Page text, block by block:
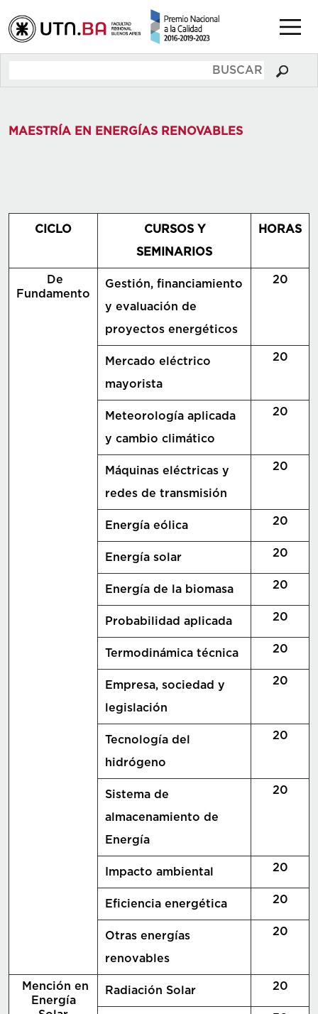
MAESTRÍA EN ENERGÍAS RENOVABLES
CICLO
CURSOS Y
SEMINARIOS
HORAS
De
Fundamento
Gestión, financiamiento
y evaluación de
proyectos energéticos
20
Mercado eléctrico
mayorista
20
Meteorología aplicada
y cambio climático
20
Máquinas eléctricas y
redes de transmisión
20
Energía eólica 20
Energía solar 20
Energía de la biomasa 20
Probabilidad aplicada 20
Termodinámica técnica 20
Empresa, sociedad y
legislación
20
Tecnología del
hidrógeno
20
Sistema de
almacenamiento de
Energía
20
Impacto ambiental 20
Eficiencia energética 20
Otras energías
renovables
20
Mención en
Energía
Radiación Solar 20